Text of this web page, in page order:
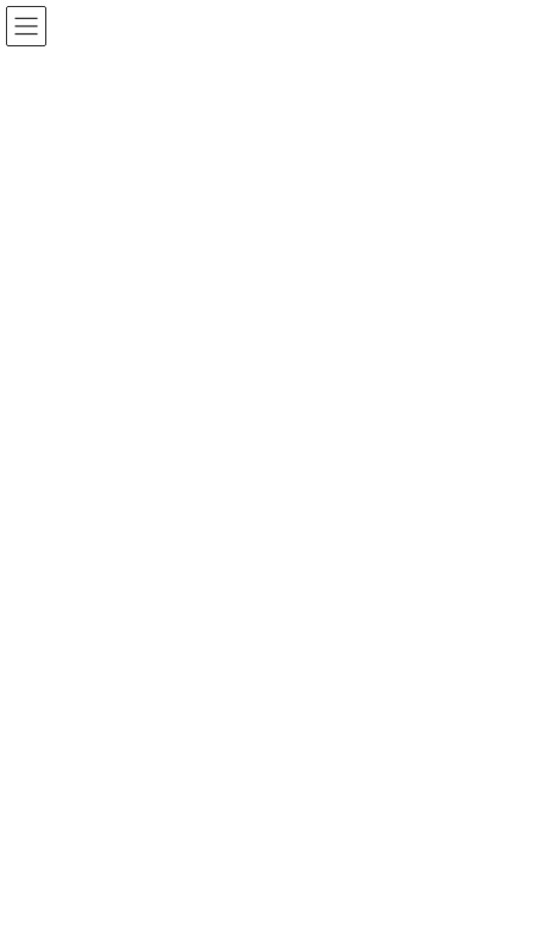
コ
ン
ナ
ビ